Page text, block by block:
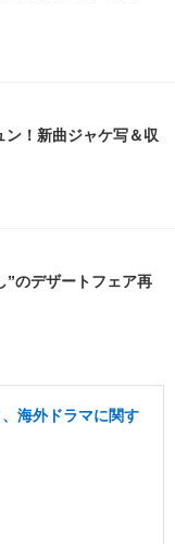
！新曲ジャケ写＆収
”のデザートフェア再
海外ドラマに関す